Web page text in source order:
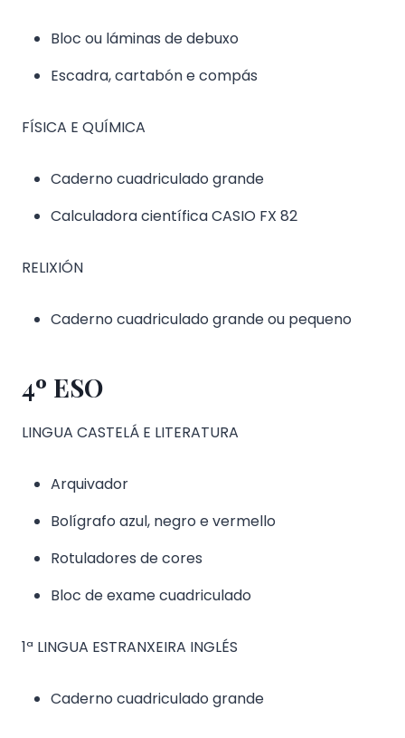
Bloc ou láminas de debuxo
Escadra, cartabón e compás
FÍSICA E QUÍMICA
Caderno cuadriculado grande
Calculadora científica CASIO FX 82
RELIXIÓN
Caderno cuadriculado grande ou pequeno
4º ESO
LINGUA CASTELÁ E LITERATURA
Arquivador
Bolígrafo azul, negro e vermello
Rotuladores de cores
Bloc de exame cuadriculado
1ª LINGUA ESTRANXEIRA INGLÉS
Caderno cuadriculado grande